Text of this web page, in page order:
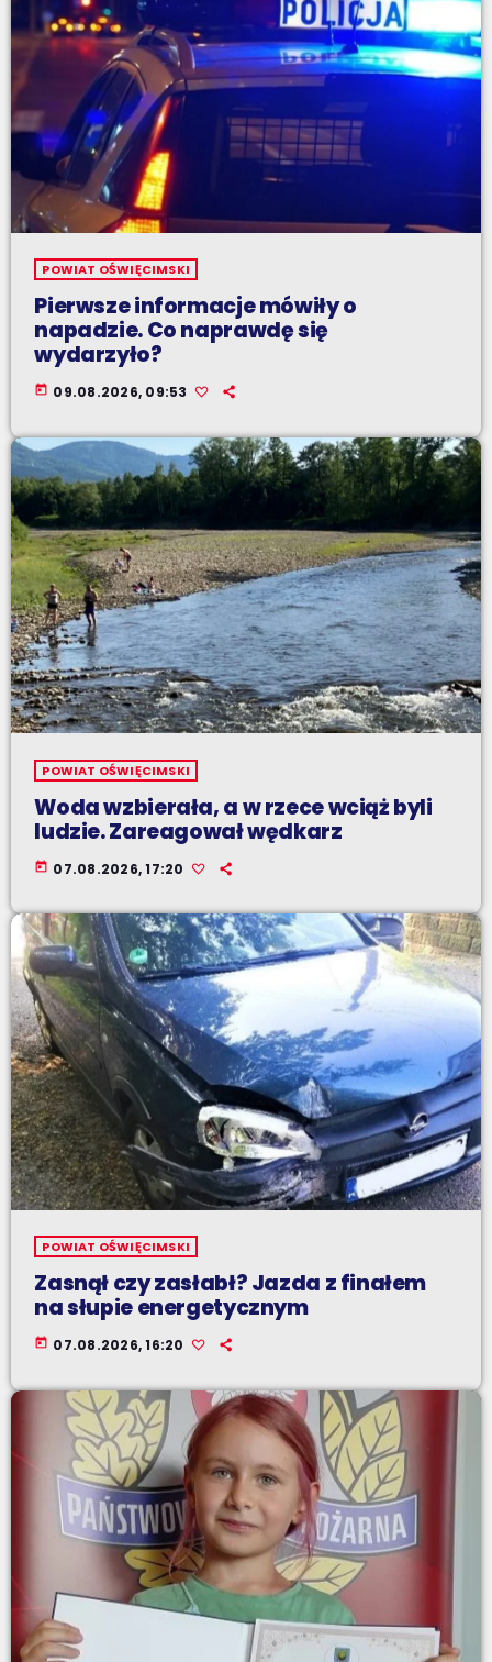
POWIAT OŚWIĘCIMSKI
Pierwsze informacje mówiły o
napadzie. Co naprawdę się
wydarzyło?
today 09.08.2026, 09:53
POWIAT OŚWIĘCIMSKI
Woda wzbierała, a w rzece wciąż byli
ludzie. Zareagował wędkarz
today 07.08.2026, 17:20
POWIAT OŚWIĘCIMSKI
Zasnął czy zasłabł? Jazda z finałem
na słupie energetycznym
today 07.08.2026, 16:20